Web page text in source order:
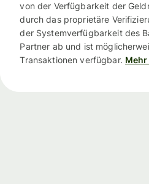
von der Verfügbarkeit der
durch das proprietäre
der Systemverfügbarkeit des
Partner ab und ist
Transaktionen verfügbar.